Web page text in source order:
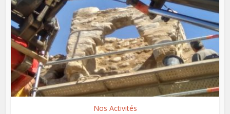
Nos Activités